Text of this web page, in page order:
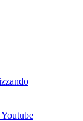
Youtube